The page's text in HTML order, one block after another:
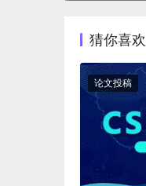
猜你喜欢
论文投稿